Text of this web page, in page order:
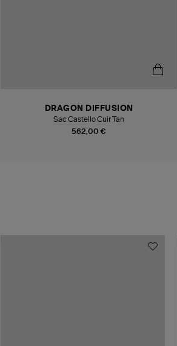
562,00 €
DRAGON DIFFUSION
Sac Castello Cuir Tan